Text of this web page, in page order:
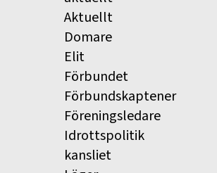
Aktuellt
Domare
Elit
Förbundet
Förbundskaptener
Föreningsledare
Idrottspolitik
kansliet